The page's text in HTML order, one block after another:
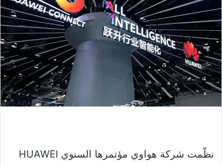
نظّمت شركة هواوي مؤتمرها السنوي HUAWEI